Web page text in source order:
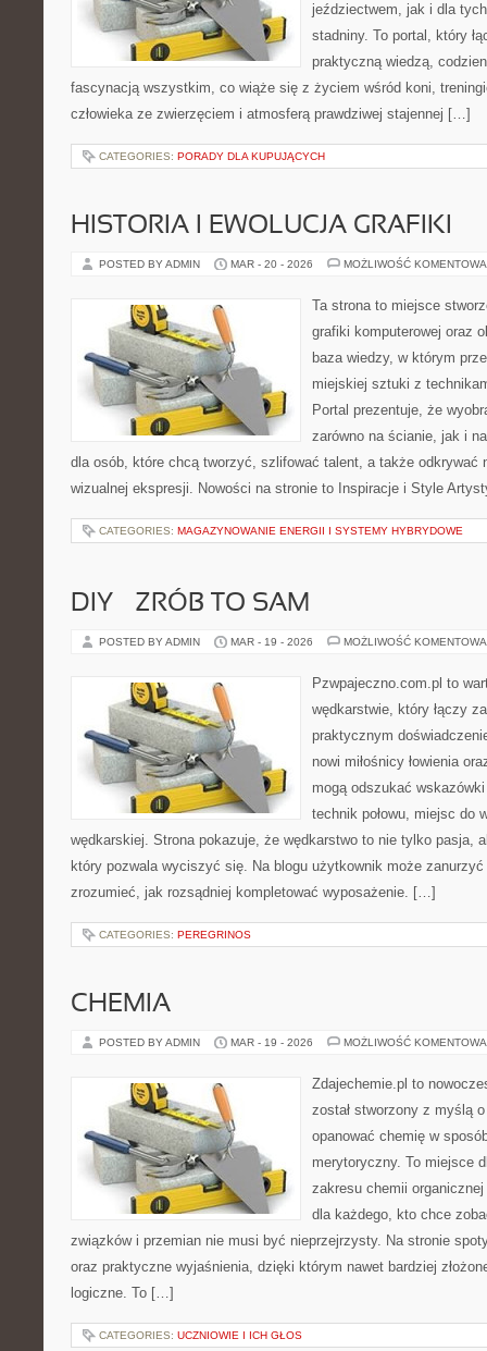
jeździectwem, jak i dla
stadniny. To portal, który
praktyczną wiedzą,
fascynacją wszystkim, co wiąże się z życiem wśród koni,
człowieka ze zwierzęciem i atmosferą prawdziwej stajennej […]
CATEGORIES: PORADY DLA KUPUJĄCYCH
HISTORIA I EWOLUCJA GRAFIKI
POSTED BY ADMIN MAR - 20 - 2026 MOŻLIWOŚĆ
Ta strona to miejsce
grafiki komputerowej oraz
baza wiedzy, w którym
miejskiej sztuki z
Portal prezentuje, że
zarówno na ścianie, jak i
dla osób, które chcą tworzyć, szlifować talent, a także odkrywać
wizualnej ekspresji. Nowości na stronie to Inspiracje i Style
CATEGORIES: MAGAZYNOWANIE ENERGII I SYSTEMY HYBRYDOWE
DIY – ZRÓB TO SAM
POSTED BY ADMIN MAR - 19 - 2026 MOŻLIWOŚĆ
Pzwpajeczno.com.pl to
wędkarstwie, który łączy
praktycznym
nowi miłośnicy łowienia
mogą odszukać
technik połowu, miejsc do
wędkarskiej. Strona pokazuje, że wędkarstwo to nie tylko pasja,
który pozwala wyciszyć się. Na blogu użytkownik może
zrozumieć, jak rozsądniej kompletować wyposażenie. […]
CATEGORIES: PEREGRINOS
CHEMIA
POSTED BY ADMIN MAR - 19 - 2026 MOŻLIWOŚĆ
Zdajechemie.pl to
został stworzony z myślą
opanować chemię w
merytoryczny. To miejsce
zakresu chemii
dla każdego, kto chce
związków i przemian nie musi być nieprzejrzysty. Na stronie
oraz praktyczne wyjaśnienia, dzięki którym nawet bardziej
logiczne. To […]
CATEGORIES: UCZNIOWIE I ICH GŁOS